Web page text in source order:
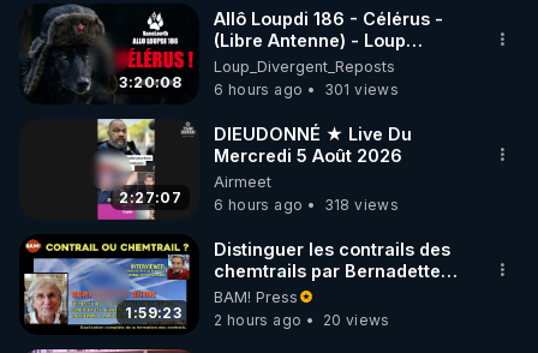
▶ 30 jours gratuit sur l’application de méditation et
de bien-être ENVOL :
Rendez-vous sur https://www.envol.app/code
le code : REGENERE
3:20:08
Allô Loupdi 186 - Célérus -
(Libre Antenne) - Loup
Divergent 2026.08.06
Loup_Divergent_Reposts
6 hours ago
301 views
2:27:07
DIEUDONNÉ ★ Live Du
Mercredi 5 Août 2026
Airmeet
6 hours ago
318 views
1:59:23
Distinguer les contrails des
chemtrails par Bernadette
Bihin
BAM! Press
2 hours ago
20 views